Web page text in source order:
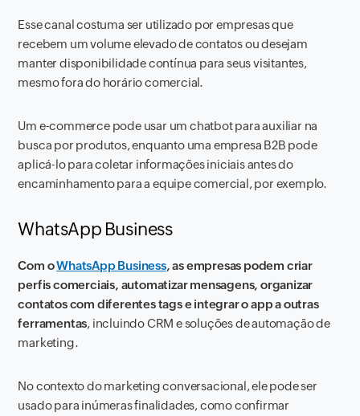
Esse canal costuma ser utilizado por empresas que
recebem um volume elevado de contatos ou desejam
manter disponibilidade contínua para seus visitantes,
mesmo fora do horário comercial.
Um e-commerce pode usar um chatbot para auxiliar na
busca por produtos, enquanto uma empresa B2B pode
aplicá-lo para coletar informações iniciais antes do
encaminhamento para a equipe comercial, por exemplo.
WhatsApp Business
Com oWhatsApp Business, as empresas podem criar
perfis comerciais, automatizar mensagens, organizar
contatos com diferentes tags e integrar o app a outras
ferramentas, incluindo CRM e soluções de automação de
marketing.
No contexto do marketing conversacional, ele pode ser
usado para inúmeras finalidades, como confirmar